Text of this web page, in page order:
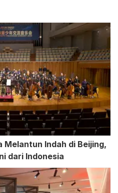
Melantun Indah di Beijing,
dari Indonesia